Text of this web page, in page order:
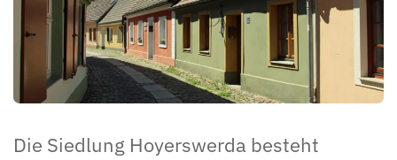
Die Siedlung Hoyerswerda besteht